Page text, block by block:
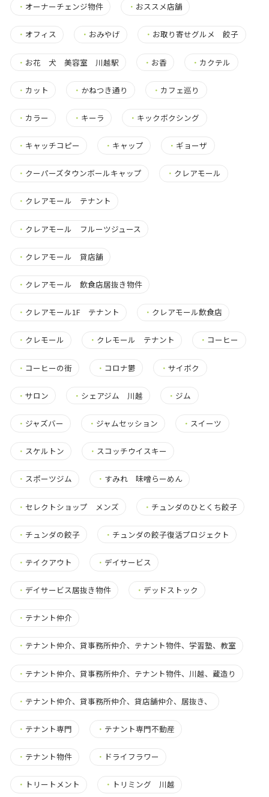
・ オーナーチェンジ物件 ・ おススメ店舗
・ オフィス ・ おみやげ ・ お取り寄せグルメ 餃子
・ お花 犬 美容室 川越駅 ・ お香 ・ カクテル
・ カット ・ かねつき通り ・ カフェ巡り
・ カラー ・ キーラ ・ キックボクシング
・ キャッチコピー ・ キャップ ・ ギョーザ
・ クーパーズタウンボールキャップ ・ クレアモール
・ クレアモール テナント
・ クレアモール フルーツジュース
・ クレアモール 貸店舗
・ クレアモール 飲食店居抜き物件
・ クレアモール1F テナント ・ クレアモール飲食店
・ クレモール ・ クレモール テナント ・ コーヒー
・ コーヒーの街 ・ コロナ鬱 ・サイボク
・ サロン ・ シェアジム 川越 ・ ジム
・ ジャズバー ・ ジャムセッション ・ スイーツ
・ スケルトン ・ スコッチウイスキー
・ スポーツジム ・ すみれ 味噌らーめん
・ セレクトショップ メンズ ・ チュンダのひとくち餃子
・ チュンダの餃子 ・ チュンダの餃子復活プロジェクト
・ テイクアウト ・ デイサービス
・ デイサービス居抜き物件 ・ デッドストック
・ テナント仲介
・ テナント仲介、貸事務所仲介、テナント物件、学習塾、教室
・ テナント仲介、貸事務所仲介、テナント物件、川越、蔵造り
・ テナント仲介、貸事務所仲介、貸店舗仲介、居抜き、
・ テナント専門 ・ テナント専門不動産
・ テナント物件 ・ ドライフラワー
・ トリートメント ・ トリミング 川越